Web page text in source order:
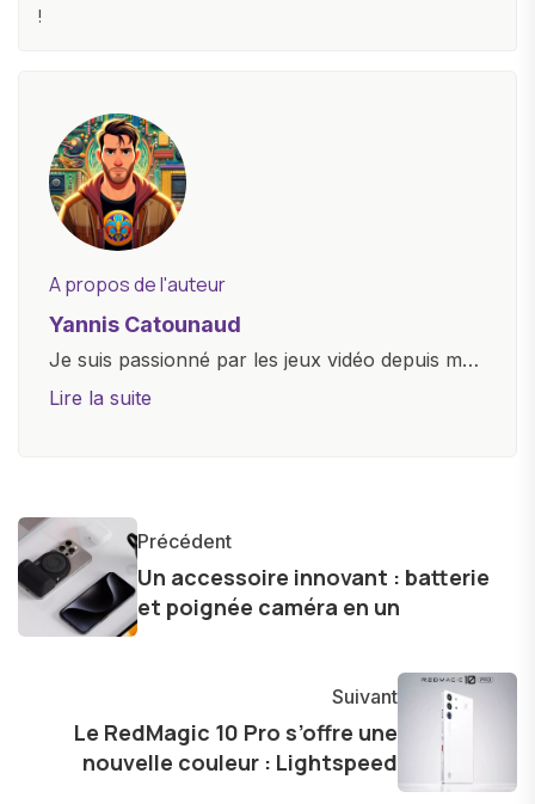
!
A propos de l'auteur
Yannis Catounaud
Je suis passionné par les jeux vidéo depuis mon
plus jeune âge. Mon amour pour l'univers
et bien d'autres gadgets technologiques. Armé
d'une curiosité insatiable, j'aime dévoiler les
dernières tendances et innovations, partageant
avec enthousiasme mes découvertes avec la
l'exploration constante des frontières de la
technologie me permet de présenter aux
lecteurs un aperçu captivant de ce que le futur
Lire la suite
Précédent
Un accessoire innovant : batterie
et poignée caméra en un
Suivant
Le RedMagic 10 Pro s’offre une
nouvelle couleur : Lightspeed